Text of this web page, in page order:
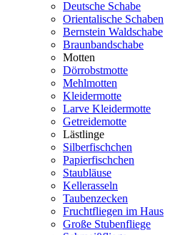
Deutsche Schabe
Orientalische Schaben
Bernstein Waldschabe
Braunbandschabe
Motten
Dörrobstmotte
Mehlmotten
Kleidermotte
Larve Kleidermotte
Getreidemotte
Lästlinge
Silberfischchen
Papierfischchen
Staubläuse
Kellerasseln
Taubenzecken
Fruchtfliegen im Haus
Große Stubenfliege